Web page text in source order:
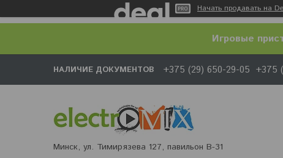
Начать продавать на
Игровые
НАЛИЧИЕ ДОКУМЕНТОВ +375 (29) 650-29-05 +375
Минск, ул. Тимирязева 127, павильон В-31